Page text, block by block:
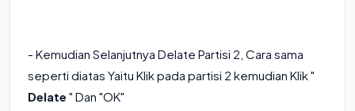
- Kemudian Selanjutnya Delate Partisi 2, Cara sama
seperti diatas Yaitu Klik pada partisi 2 kemudian Klik "
Delate " Dan "OK"